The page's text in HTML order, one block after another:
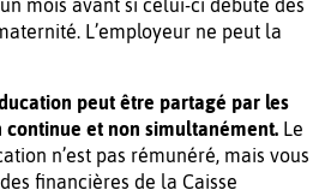
mois avant si celui-ci débute dès
L’employeur ne peut la
peut être partagé par les
continue et non simultanément. Le
n’est pas rémunéré, mais vous
financières de la Caisse